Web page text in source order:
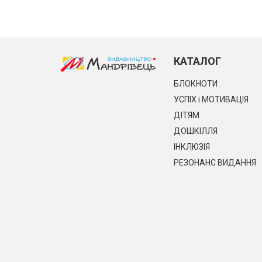
КАТАЛОГ
БЛОКНОТИ
УСПІХ і МОТИВАЦІЯ
ДІТЯМ
ДОШКІЛЛЯ
ІНКЛЮЗІЯ
РЕЗОНАНС ВИДАННЯ